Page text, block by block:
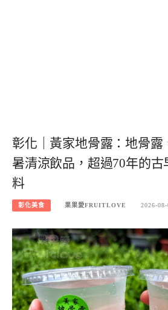
彰化｜黃家地骨露：地骨露
暑清涼飲品，超過70年的
料
彰化美食 果果愛FRUITLOVE 2026-08-